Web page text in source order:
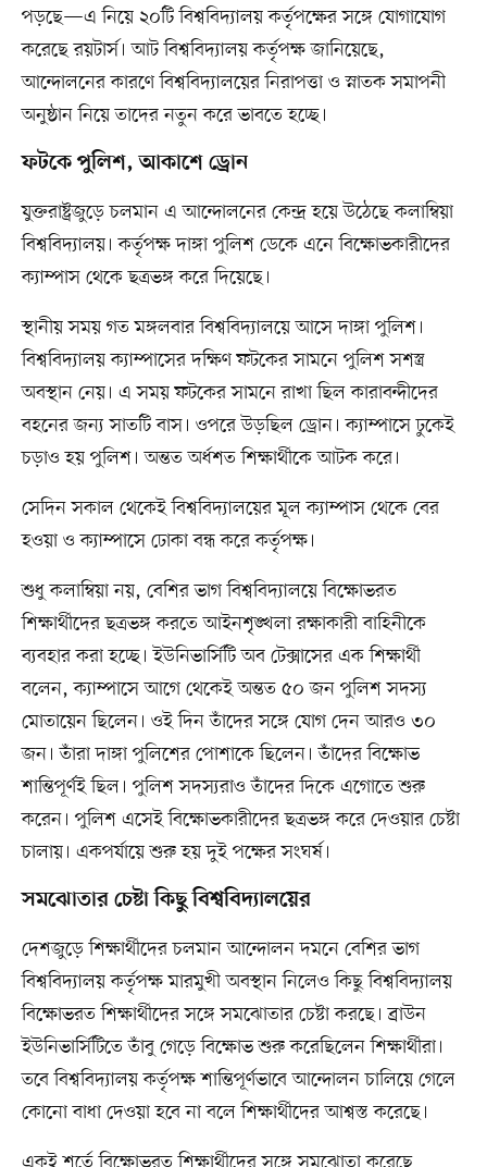
পড়ছে—এ নিয়ে ২০টি বিশ্ববিদ্যালয় কর্তৃপক্ষের সঙ্গে যোগাযোগ
করেছে রয়টার্স। আট বিশ্ববিদ্যালয় কর্তৃপক্ষ জানিয়েছে,
আন্দোলনের কারণে বিশ্ববিদ্যালয়ের নিরাপত্তা ও স্নাতক সমাপনী
অনুষ্ঠান নিয়ে তাদের নতুন করে ভাবতে হচ্ছে।
ফটকে পুলিশ, আকাশে ড্রোন
যুক্তরাষ্ট্রজুড়ে চলমান এ আন্দোলনের কেন্দ্র হয়ে উঠেছে কলাম্বিয়া
বিশ্ববিদ্যালয়। কর্তৃপক্ষ দাঙ্গা পুলিশ ডেকে এনে বিক্ষোভকারীদের
ক্যাম্পাস থেকে ছত্রভঙ্গ করে দিয়েছে।
স্থানীয় সময় গত মঙ্গলবার বিশ্ববিদ্যালয়ে আসে দাঙ্গা পুলিশ।
বিশ্ববিদ্যালয় ক্যাম্পাসের দক্ষিণ ফটকের সামনে পুলিশ সশস্ত্র
অবস্থান নেয়। এ সময় ফটকের সামনে রাখা ছিল কারাবন্দীদের
বহনের জন্য সাতটি বাস। ওপরে উড়ছিল ড্রোন। ক্যাম্পাসে ঢুকেই
চড়াও হয় পুলিশ। অন্তত অর্ধশত শিক্ষার্থীকে আটক করে।
সেদিন সকাল থেকেই বিশ্ববিদ্যালয়ের মূল ক্যাম্পাস থেকে বের
হওয়া ও ক্যাম্পাসে ঢোকা বন্ধ করে কর্তৃপক্ষ।
শুধু কলাম্বিয়া নয়, বেশির ভাগ বিশ্ববিদ্যালয়ে বিক্ষোভরত
শিক্ষার্থীদের ছত্রভঙ্গ করতে আইনশৃঙ্খলা রক্ষাকারী বাহিনীকে
ব্যবহার করা হচ্ছে। ইউনিভার্সিটি অব টেক্সাসের এক শিক্ষার্থী
বলেন, ক্যাম্পাসে আগে থেকেই অন্তত ৫০ জন পুলিশ সদস্য
মোতায়েন ছিলেন। ওই দিন তাঁদের সঙ্গে যোগ দেন আরও ৩০
জন। তাঁরা দাঙ্গা পুলিশের পোশাকে ছিলেন। তাঁদের বিক্ষোভ
শান্তিপূর্ণই ছিল। পুলিশ সদস্যরাও তাঁদের দিকে এগোতে শুরু
করেন। পুলিশ এসেই বিক্ষোভকারীদের ছত্রভঙ্গ করে দেওয়ার চেষ্টা
চালায়। একপর্যায়ে শুরু হয় দুই পক্ষের সংঘর্ষ।
সমঝোতার চেষ্টা কিছু বিশ্ববিদ্যালয়ের
দেশজুড়ে শিক্ষার্থীদের চলমান আন্দোলন দমনে বেশির ভাগ
বিশ্ববিদ্যালয় কর্তৃপক্ষ মারমুখী অবস্থান নিলেও কিছু বিশ্ববিদ্যালয়
বিক্ষোভরত শিক্ষার্থীদের সঙ্গে সমঝোতার চেষ্টা করছে। ব্রাউন
ইউনিভার্সিটিতে তাঁবু গেড়ে বিক্ষোভ শুরু করেছিলেন শিক্ষার্থীরা।
তবে বিশ্ববিদ্যালয় কর্তৃপক্ষ শান্তিপূর্ণভাবে আন্দোলন চালিয়ে গেলে
কোনো বাধা দেওয়া হবে না বলে শিক্ষার্থীদের আশ্বস্ত করেছে।